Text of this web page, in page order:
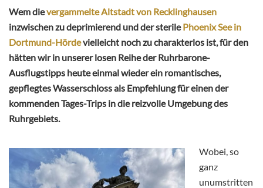
Wem dievergammelte Altstadt von Recklinghausen
inzwischen zu deprimierend und der sterilePhoenix See in
Dortmund-Hördevielleicht noch zu charakterlos ist, für den
hätten wir in unserer losen Reihe der Ruhrbarone-
Ausflugstipps heute einmal wieder ein romantisches,
gepflegtes Wasserschloss als Empfehlung für einen der
kommenden Tages-Trips in die reizvolle Umgebung des
Ruhrgebiets.
Wobei, so
ganz
unumstritten